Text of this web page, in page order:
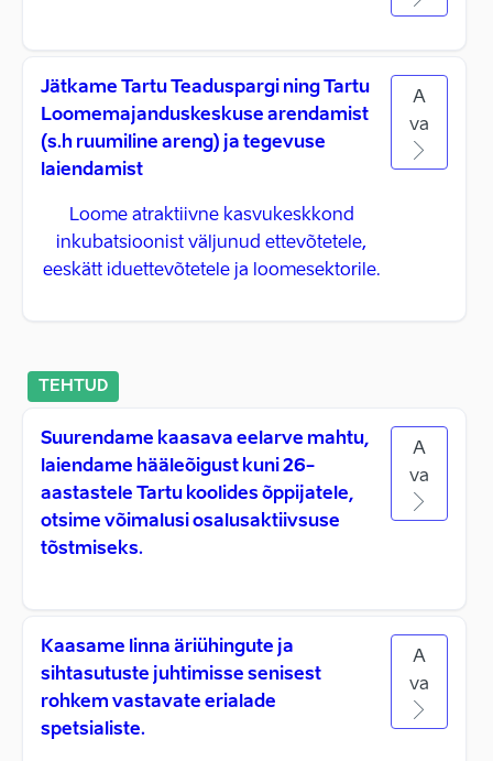
Jätkame Tartu Teaduspargi ning Tartu
Loomemajanduskeskuse arendamist
(s.h ruumiline areng) ja tegevuse
laiendamist
Loome atraktiivne kasvukeskkond
inkubatsioonist väljunud ettevõtetele,
eeskätt iduettevõtetele ja loomesektorile.
A
va
TEHTUD
Suurendame kaasava eelarve mahtu,
laiendame hääleõigust kuni 26-
aastastele Tartu koolides õppijatele,
otsime võimalusi osalusaktiivsuse
tõstmiseks.
A
va
Kaasame linna äriühingute ja
sihtasutuste juhtimisse senisest
rohkem vastavate erialade
spetsialiste.
A
va